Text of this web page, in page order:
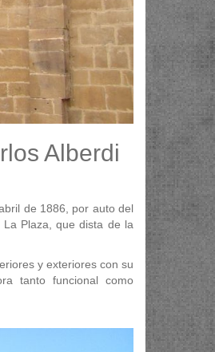
Alberdi
de 1886, por auto del
Plaza, que dista de la
y exteriores con su
tanto funcional como